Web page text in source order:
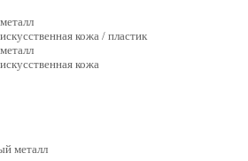
металл
искусственная кожа / пластик
металл
искусственная кожа
металл